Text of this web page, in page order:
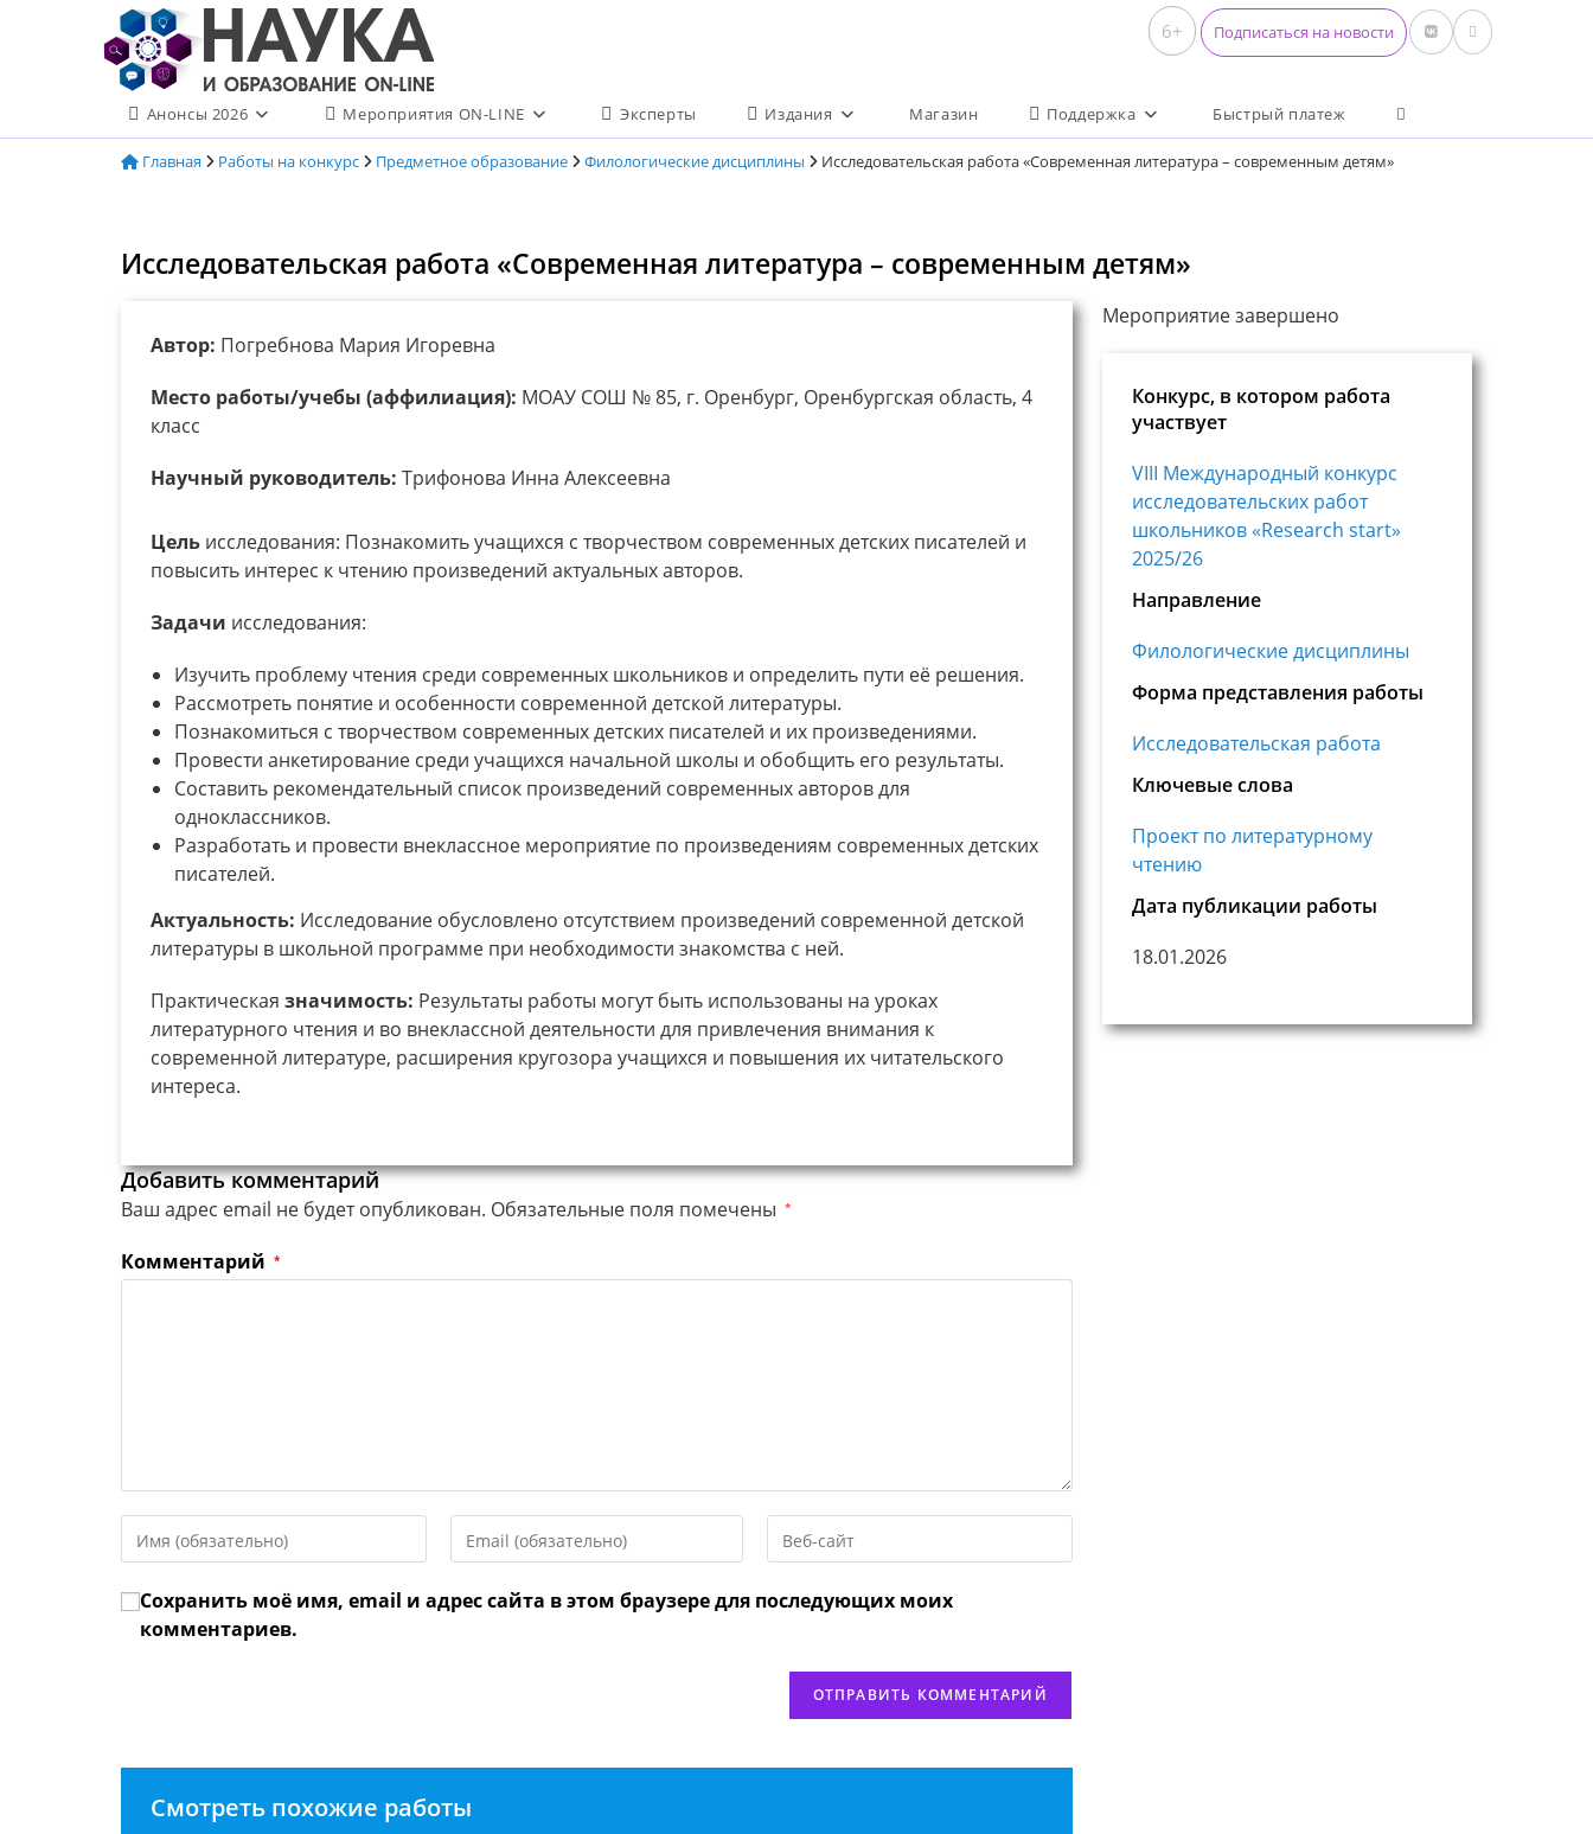
содержимому
6+ Подписаться на новости
Анонсы 2026 Мероприятия ON-LINE Эксперты Издания Магазин Поддержка Быстрый платеж Переключить поиск по
Главная Работы на конкурс Предметное образование Филологические дисциплины Исследовательская работа «Современная литература – современным детям»
Исследовательская работа «Современная литература – современным детям»
Автор: Погребнова Мария Игоревна
Место работы/учебы (аффилиация): МОАУ СОШ № 85, г. Оренбург, Оренбургская область, 4
класс
Научный руководитель: Трифонова Инна Алексеевна
Цель исследования: Познакомить учащихся с творчеством современных детских писателей и
повысить интерес к чтению произведений актуальных авторов.
Задачи исследования:
Изучить проблему чтения среди современных школьников и определить пути её решения.
Рассмотреть понятие и особенности современной детской литературы.
Познакомиться с творчеством современных детских писателей и их произведениями.
Провести анкетирование среди учащихся начальной школы и обобщить его результаты.
Составить рекомендательный список произведений современных авторов для
одноклассников.
Разработать и провести внеклассное мероприятие по произведениям современных детских
писателей.
Актуальность: Исследование обусловлено отсутствием произведений современной детской
литературы в школьной программе при необходимости знакомства с ней.
Практическая значимость: Результаты работы могут быть использованы на уроках
литературного чтения и во внеклассной деятельности для привлечения внимания к
современной литературе, расширения кругозора учащихся и повышения их читательского
интереса.
Добавить комментарий
Ваш адрес email не будет опубликован. Обязательные поля помечены *
Комментарий *
свое
или
имя
свой
адрес,
URL
веб-
Сохранить моё имя, email и адрес сайта в этом браузере для последующих моих
комментариев.
Смотреть похожие работы
Мероприятие завершено
Конкурс, в котором работа
участвует
VIII Международный конкурс
исследовательских работ
школьников «Research start»
2025/26
Направление
Филологические дисциплины
Форма представления работы
Исследовательская работа
Ключевые слова
Проект по литературному
чтению
Дата публикации работы
18.01.2026